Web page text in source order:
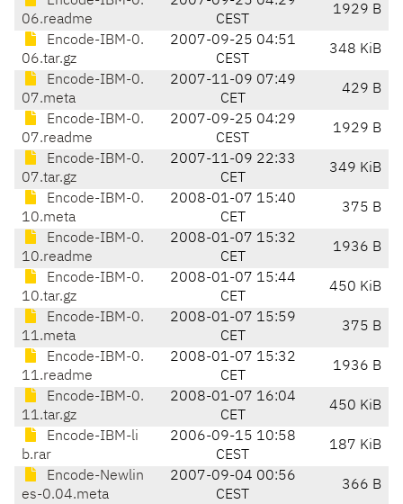
06.readme
CEST
1929 B
Encode-IBM-0.
06.tar.gz
2007-09-25 04:51
CEST
348 KiB
Encode-IBM-0.
07.meta
2007-11-09 07:49
CET
429 B
Encode-IBM-0.
07.readme
2007-09-25 04:29
CEST
1929 B
Encode-IBM-0.
07.tar.gz
2007-11-09 22:33
CET
349 KiB
Encode-IBM-0.
10.meta
2008-01-07 15:40
CET
375 B
Encode-IBM-0.
10.readme
2008-01-07 15:32
CET
1936 B
Encode-IBM-0.
10.tar.gz
2008-01-07 15:44
CET
450 KiB
Encode-IBM-0.
11.meta
2008-01-07 15:59
CET
375 B
Encode-IBM-0.
11.readme
2008-01-07 15:32
CET
1936 B
Encode-IBM-0.
11.tar.gz
2008-01-07 16:04
CET
450 KiB
Encode-IBM-li
b.rar
2006-09-15 10:58
CEST
187 KiB
Encode-Newlin
es-0.04.meta
2007-09-04 00:56
CEST
366 B